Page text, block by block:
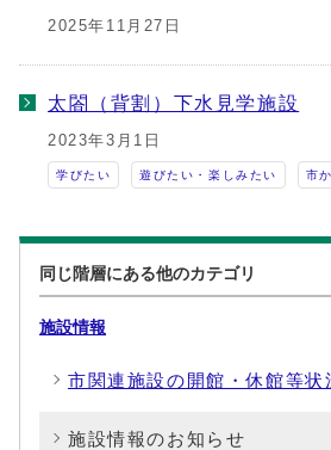
2025年11月27日
太閤（背割）下水見学施設
2023年3月1日
学びたい 遊びたい・楽しみたい 市
同じ階層にある他のカテゴリ
施設情報
市関連施設の開館・休館等状
施設情報のお知らせ